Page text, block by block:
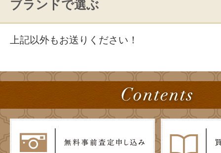
ブランドで選ぶ
上記以外もお送りください！